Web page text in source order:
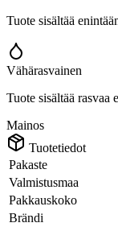
Tuote sisältää
Vähärasvainen
Tuote sisältää rasvaa
Mainos
Tuotetiedot
Pakaste
Valmistusmaa
Pakkauskoko
Brändi